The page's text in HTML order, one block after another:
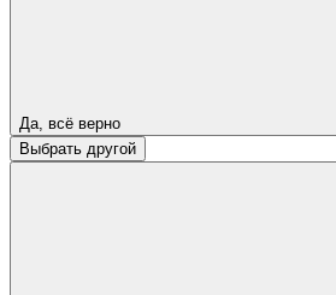
Да, всё верно
Выбрать другой